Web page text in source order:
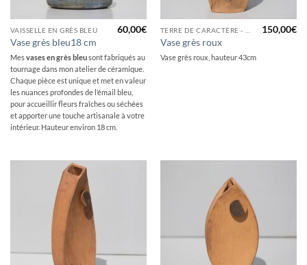
VAISSELLE EN GRÈS BLEU
Vase grès bleu18 cm
60,00€
Mesvases en grès bleusont fabriqués au
tournage dans mon atelier de céramique.
Chaque pièce est unique et met en valeur
les nuances profondes de l’émail bleu,
pour accueillir fleurs fraîches ou séchées
et apporter une touche artisanale à votre
intérieur. Hauteur environ 18 cm.
TERRE DE CARACTÈRE - PIÈCE DÉCORATIVE GRÈS
Vase grès roux
150,00€
Vase grès roux, hauteur 43cm